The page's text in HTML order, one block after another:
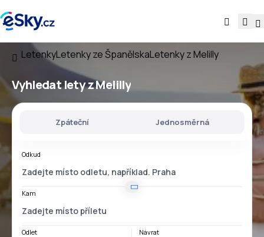
LetenkyLetenky ze ŠpanělskaLetenky z Melilly
Vyhledat letyz Melilly
Zpáteční Jednosměrná
Odkud
Kam
Odlet Návrat